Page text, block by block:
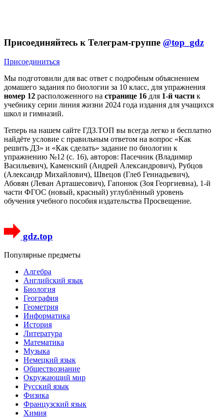
Присоединяйтесь к Телеграм-группе @top_gdz
Присоединиться
Мы подготовили для вас ответ c подробным объяснением
домашего задания по биологии за 10 класс, для упражнения
номер 12 расположенного на странице 16 для 1-й части к
учебнику серии линия жизни 2024 года издания для учащихся
школ и гимназий.
Теперь на нашем сайте ГДЗ.ТОП вы всегда легко и бесплатно
найдёте условие с правильным ответом на вопрос «Как
решить ДЗ» и «Как сделать» задание по биологии к
упражнению №12 (с. 16), авторов: Пасечник (Владимир
Васильевич), Каменский (Андрей Александрович), Рубцов
(Александр Михайлович), Швецов (Глеб Геннадьевич),
Абовян (Леван Арташесович), Гапонюк (Зоя Георгиевна), 1-й
части ФГОС (новый, красный) углублённый уровень
обучения учебного пособия издательства Просвещение.
gdz.top
Популярные предметы
Алгебра
Английский язык
Биология
География
Геометрия
Информатика
История
Литература
Математика
Музыка
Немецкий язык
Обществознание
Окружающий мир
Русский язык
Физика
Французский язык
Химия